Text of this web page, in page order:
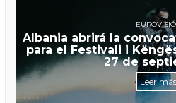
Albania abrirá la
para el Festivali i
27 de
Leer más